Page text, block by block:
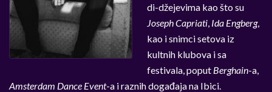
di-džejevima kao što su
Joseph Capriati Ida Engberg,
kao i snimci setova iz
kultnih klubova i sa
festivala, poput Berghain-a,
Amsterdam Dance Event-a i raznih događaja na Ibici.